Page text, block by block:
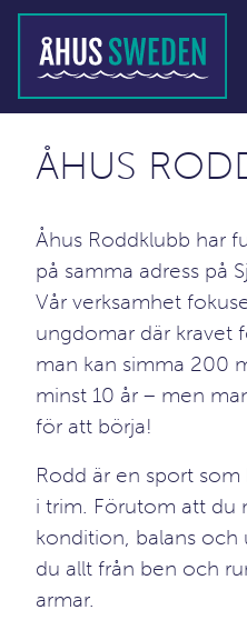
ÅHUS
Åhus Roddklubb har
på samma adress på
Vår verksamhet
ungdomar där kravet
man kan simma 200
minst 10 år – men
för att börja!
Rodd är en sport
i trim. Förutom att du
kondition, balans och
du allt från ben och
armar.